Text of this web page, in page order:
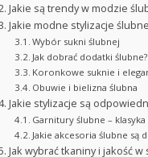
Jakie są trendy w modzie
Jakie modne stylizacje
Wybór sukni ślubnej
Jak dobrać dodatki ślubne?
Koronkowe suknie i
Obuwie i bielizna ślubna
Jakie stylizacje są
Garnitury ślubne –
Jakie akcesoria ślubne są
Jak wybrać tkaniny i jakość